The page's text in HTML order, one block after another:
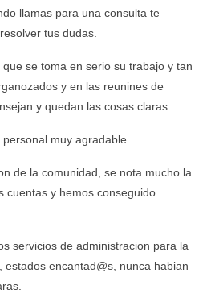
llamas para una consulta te
tus dudas.
se toma en serio su trabajo y tan
y en las reunines de
y quedan las cosas claras.
muy agradable
de la comunidad, se nota mucho la
cuentas y hemos conseguido
servicios de administracion para la
encantad@s, nunca habian